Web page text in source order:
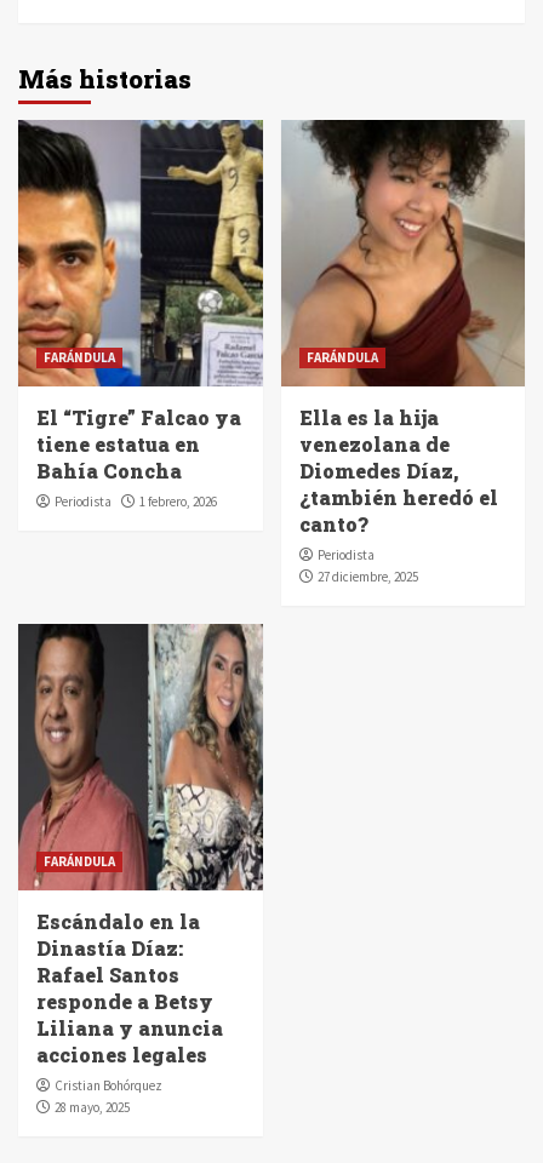
Más historias
FARÁNDULA
El “Tigre” Falcao ya
tiene estatua en
Bahía Concha
Periodista 1 febrero, 2026
FARÁNDULA
Ella es la hija
venezolana de
Diomedes Díaz,
¿también heredó el
canto?
Periodista
27 diciembre, 2025
FARÁNDULA
Escándalo en la
Dinastía Díaz:
Rafael Santos
responde a Betsy
Liliana y anuncia
acciones legales
Cristian Bohórquez
28 mayo, 2025